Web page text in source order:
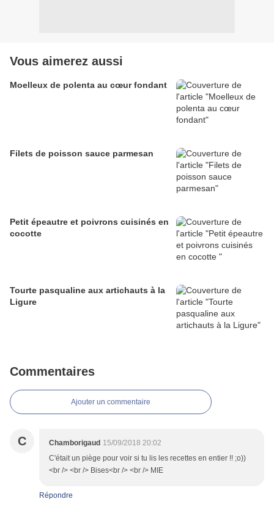
Vous aimerez aussi
Moelleux de polenta au cœur fondant
Filets de poisson sauce parmesan
Petit épeautre et poivrons cuisinés en
cocotte
Tourte pasqualine aux artichauts à la
Ligure
Commentaires
Ajouter un commentaire
C Chamborigaud 15/09/2018 20:02
C'était un piège pour voir si tu lis les recettes en entier !! ;o))
<br /> <br /> Bises<br /> <br /> MIE
Répondre